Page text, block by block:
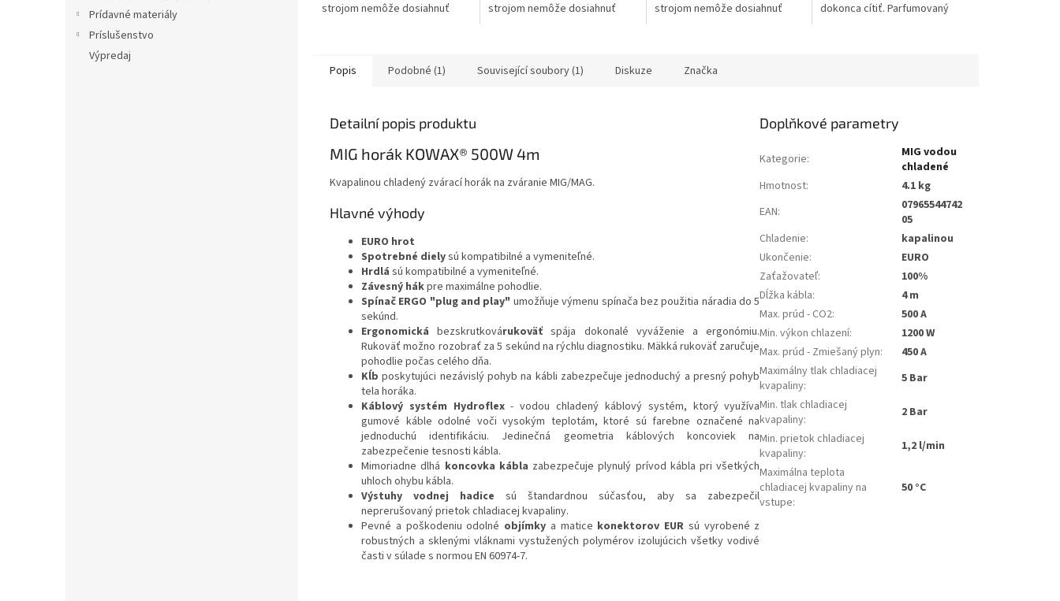
Prídavné materiály
Príslušenstvo
Výpredaj
strojom nemôže dosiahnuť
strojom nemôže dosiahnuť
strojom nemôže dosiahnuť
dokonca cítiť. Parfumovaný
Popis Podobné (1) Související soubory (1) Diskuze Značka
Detailní popis produktu
MIG horák KOWAX® 500W 4m
Kvapalinou chladený zvárací horák na zváranie MIG/MAG.
Hlavné výhody
EURO hrot
Spotrebné dielysú kompatibilné a vymeniteľné.
Hrdlá sú kompatibilné a vymeniteľné.
Závesný hákpre maximálne pohodlie.
Spínač ERGO "plug and play" umožňuje výmenu spínača bez použitia náradia do 5
sekúnd.
Ergonomickábezskrutkovárukoväťspája dokonalé vyváženie a ergonómiu.
Rukoväť možno rozobrať za 5 sekúnd na rýchlu diagnostiku. Mäkká rukoväť zaručuje
pohodlie počas celého dňa.
Kĺb poskytujúci nezávislý pohyb na kábli zabezpečuje jednoduchý a presný pohyb
tela horáka.
Káblový systém Hydroflex- vodou chladený káblový systém, ktorý využíva
gumové káble odolné voči vysokým teplotám, ktoré sú farebne označené na
jednoduchú identifikáciu. Jedinečná geometria káblových koncoviek na
zabezpečenie tesnosti kábla.
Mimoriadne dlhá koncovka kábla zabezpečuje plynulý prívod kábla pri všetkých
uhloch ohybu kábla.
Výstuhy vodnej hadice sú štandardnou súčasťou, aby sa zabezpečil
neprerušovaný prietok chladiacej kvapaliny.
Pevné a poškodeniu odolné objímky a matice konektorov EUR sú vyrobené z
robustných a sklenými vláknami vystužených polymérov izolujúcich všetky vodivé
časti v súlade s normou EN 60974-7.
Doplňkové parametry
Kategorie:
MIG vodou
chladené
Hmotnost:
4.1 kg
EAN:
07965544742
05
Chladenie:
kapalinou
Ukončenie:
EURO
Zaťažovateľ:
100%
Dĺžka kábla:
4 m
Max. prúd - CO2:
500 A
Min. výkon chlazení:
1200 W
Max. prúd - Zmiešaný plyn:
450 A
Maximálny tlak chladiacej
kvapaliny:
5 Bar
Min. tlak chladiacej
kvapaliny:
2 Bar
Min. prietok chladiacej
kvapaliny:
1,2 l/min
Maximálna teplota
chladiacej kvapaliny na
vstupe:
50 °C